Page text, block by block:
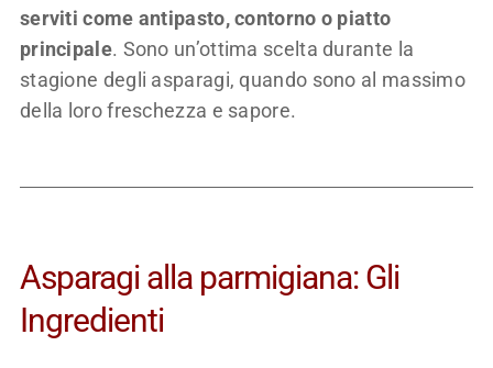
serviti come antipasto, contorno o piatto
principale. Sono un’ottima scelta durante la
stagione degli asparagi, quando sono al massimo
della loro freschezza e sapore.
Asparagi alla parmigiana: Gli
Ingredienti